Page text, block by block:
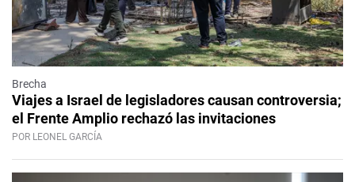
Brecha
Viajes a Israel de legisladores causan controversia;
el Frente Amplio rechazó las invitaciones
POR LEONEL GARCÍA